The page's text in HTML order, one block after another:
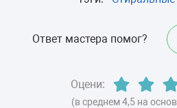
Ответ мастера помог?
Оцени:
(в среднем 4,5 на